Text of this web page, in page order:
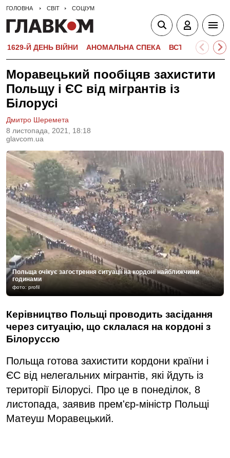
ГОЛОВНА СВІТ СОЦІУМ
1629-Й ДЕНЬ ВІЙНИ АНОМАЛЬНА СПЕКА ВСТУПНА
Моравецький пообіцяв захистити
Польщу і ЄС від мігрантів із
Білорусі
8 листопада, 2021, 18:18
glavcom.ua
Дмитро Шеремета
Польща очікує загострення ситуації на кордоні найближчими
годинами
фото: profil
Керівництво Польщі проводить засідання
через ситуацію, що склалася на кордоні з
Білоруссю
Польща готова захистити кордони країни і
ЄС від нелегальних мігрантів, які йдуть із
території Білорусі. Про це в понеділок, 8
листопада, заявив прем'єр-міністр Польщі
Матеуш Моравецький.